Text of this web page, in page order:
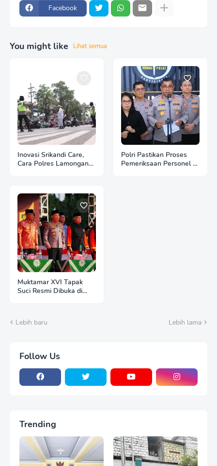
Facebook
You might like Lihat semua
Inovasi Srikandi Care,
Cara Polres Lamongan
Polri Pastikan Proses
Pemeriksaan Personel di
Muktamar XVI Tapak
Suci Resmi Dibuka di
Dukung Dialog
Jadi Jembatan Aspirasi
Buruhehormatan
Lebih baru Lebih lama
Follow Us
Trending